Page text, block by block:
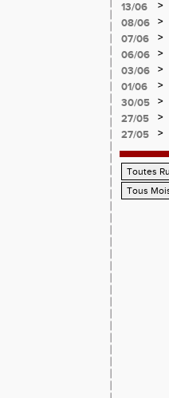
13/06
>
08/06 >
07/06 >
06/06 >
03/06
>
01/06
>
30/05
>
27/05 >
27/05
>